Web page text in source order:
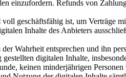
einzufordern. Refunds von
geschäftsfähig ist, um Verträge
Inhalte des Anbieters
Wahrheit entsprechen und ihn
digitalen Inhalte,
keinen minderjährigen